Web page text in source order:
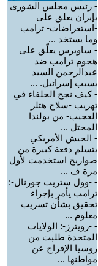
- رئيس مجلس الشورى
بإيران يعلق على
-استعراضات- ترامب
وما يستخد ...
- ساويرس يعلّق على
هجوم ترامب ضد
عبدالرحمن السيد
بسبب إسرائيل. ...
-كيف نجح الحلفاء في
تهريب -سلاح هتلر
العجيب- من بولندا
المحتل ...
- الجيش الأمريكي
يتسلم دفعة كبيرة من
صواريخ استخدمت لأول
مرة ف ...
- -وول ستريت جورنال-:
ترامب يأمر بإجراء
تحقيق بشأن تسريب
معلوم ...
- -رويترز-: الولايات
المتحدة طلبت من
روسيا الإفراج عن
مواطنها ...